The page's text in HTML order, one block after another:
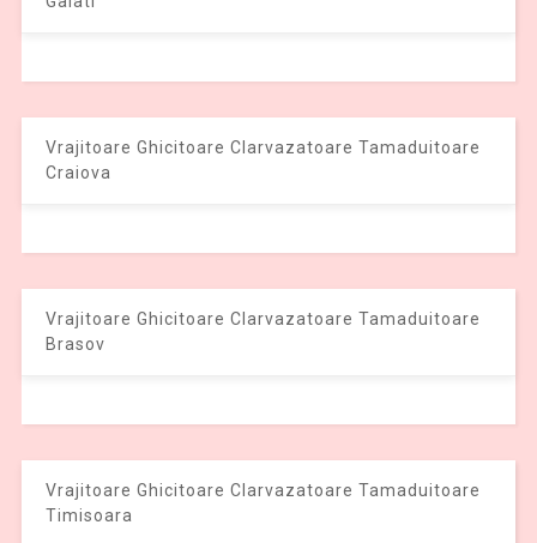
Vrajitoare Ghicitoare Clarvazatoare Tamaduitoare
Craiova
Vrajitoare Ghicitoare Clarvazatoare Tamaduitoare
Brasov
Vrajitoare Ghicitoare Clarvazatoare Tamaduitoare
Timisoara